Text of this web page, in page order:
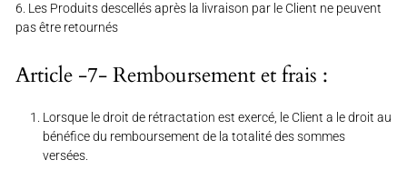
6. Les Produits descellés après la livraison par le Client ne peuvent
pas être retournés
Article -7- Remboursement et frais :
Lorsque le droit de rétractation est exercé, le Client a le droit au
bénéfice du remboursement de la totalité des sommes
versées.